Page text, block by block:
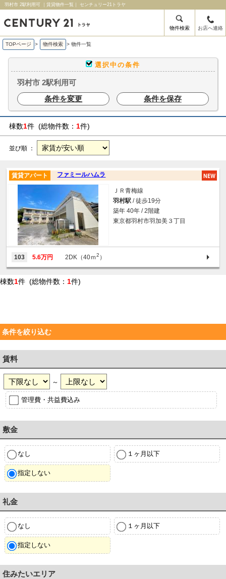
羽村市 2駅利用可 ｜賃貸物件一覧｜ センチュリー21トラヤ
物件検索 お店へ連絡
TOPページ > 物件検索 > 物件一覧
選択中の条件
羽村市 2駅利用可
条件を変更
条件を保存
棟数1件 (総物件数： 1件)
並び順 ：
ファミールハムラ
賃貸アパート
ＪＲ青梅線
羽村駅 / 徒歩19分
築年 40年 / 2階建
東京都羽村市羽加美３丁目
103 5.6万円 2DK（40ｍ2 ）
棟数1件 (総物件数： 1件)
条件を絞り込む
賃料
～
管理費・共益費込み
敷金
なし １ヶ月以下
指定しない
礼金
なし １ヶ月以下
指定しない
住みたいエリア